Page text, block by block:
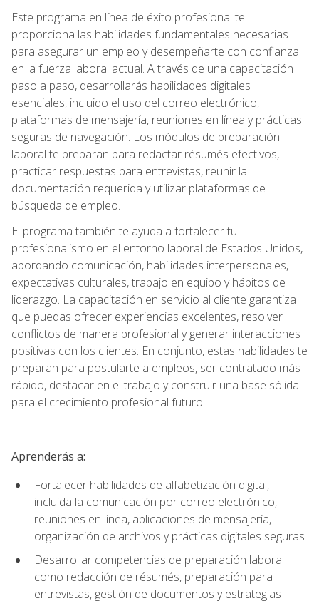
Este programa en línea de éxito profesional te
proporciona las habilidades fundamentales necesarias
para asegurar un empleo y desempeñarte con confianza
en la fuerza laboral actual. A través de una capacitación
paso a paso, desarrollarás habilidades digitales
esenciales, incluido el uso del correo electrónico,
plataformas de mensajería, reuniones en línea y prácticas
seguras de navegación. Los módulos de preparación
laboral te preparan para redactar résumés efectivos,
practicar respuestas para entrevistas, reunir la
documentación requerida y utilizar plataformas de
búsqueda de empleo.
El programa también te ayuda a fortalecer tu
profesionalismo en el entorno laboral de Estados Unidos,
abordando comunicación, habilidades interpersonales,
expectativas culturales, trabajo en equipo y hábitos de
liderazgo. La capacitación en servicio al cliente garantiza
que puedas ofrecer experiencias excelentes, resolver
conflictos de manera profesional y generar interacciones
positivas con los clientes. En conjunto, estas habilidades te
preparan para postularte a empleos, ser contratado más
rápido, destacar en el trabajo y construir una base sólida
para el crecimiento profesional futuro.
Aprenderás a:
Fortalecer habilidades de alfabetización digital,
incluida la comunicación por correo electrónico,
reuniones en línea, aplicaciones de mensajería,
organización de archivos y prácticas digitales seguras
Desarrollar competencias de preparación laboral
como redacción de résumés, preparación para
entrevistas, gestión de documentos y estrategias